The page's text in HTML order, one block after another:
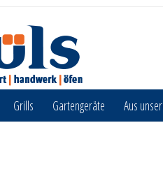
Grills Gartengeräte Aus